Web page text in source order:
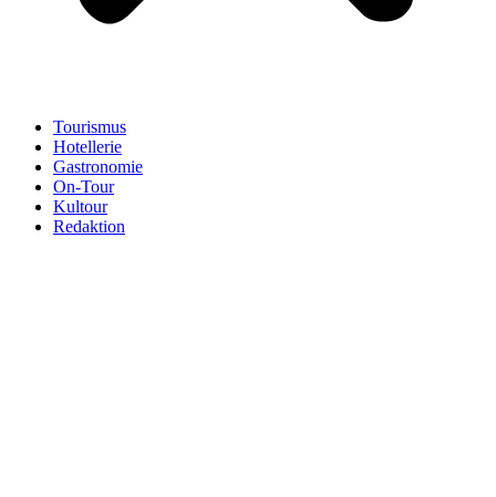
Tourismus
Hotellerie
Gastronomie
On-Tour
Kultour
Redaktion